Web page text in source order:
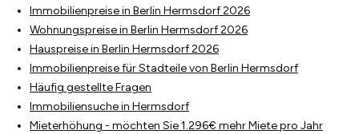
Immobilienpreise in Berlin Hermsdorf 2026
Wohnungspreise in Berlin Hermsdorf 2026
Hauspreise in Berlin Hermsdorf 2026
Immobilienpreise für Stadteile von Berlin Hermsdorf
Häufig gestellte Fragen
Immobiliensuche in Hermsdorf
Mieterhöhung - möchten Sie 1.296€ mehr Miete pro Jahr